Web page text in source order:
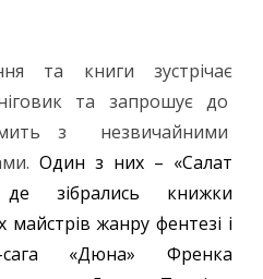
та книги зустрічає
та запрошує до
з незвичайними
Один з них – «Салат
де зібрались книжки
майстрів жанру фентезі і
сага «Дюна» Френка